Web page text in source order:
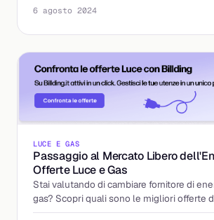
6 agosto 2024
LUCE E GAS
Passaggio al Mercato Libero
Offerte Luce e Gas
Stai valutando di cambiare fornitore di
gas? Scopri quali sono le migliori offerte
libero.